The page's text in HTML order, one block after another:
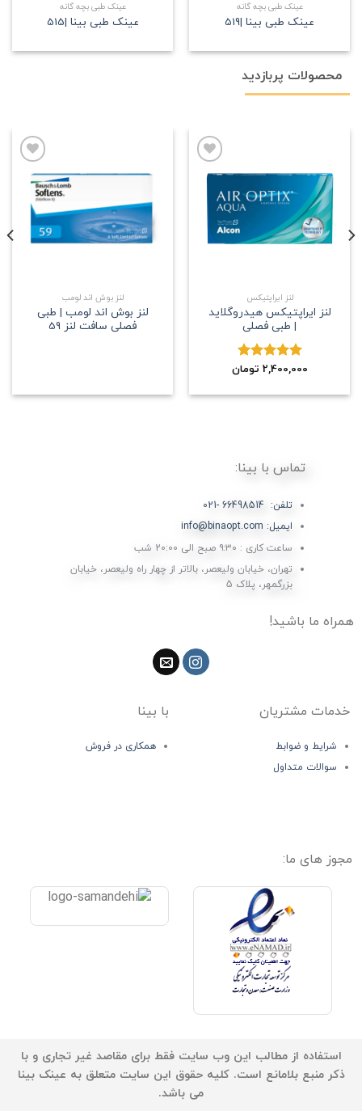
عینک طبی بچه گانه
عینک طبی بینا |519
عینک طبی بچه گانه
عینک طبی بینا |515
محصولات پربازدید
مندی
لنز ایراپتیکس
لنز ایراپتیکس هیدروگلاید
| طبی فصلی
نمره5.002,400,000 تومان
علاقه
مندی
لنز بوش اند لومب
لنز بوش اند لومب | طبی
فصلی سافت لنز 59
تماس با بینا:
تلفن: 66498514 -021
ایمیل: info@binaopt.com
ساعت کاری : ۹:۳۰ صبح الی 20:00 شب
تهران، خیابان ولیعصر، بالاتر از چهار راه ولیعصر، خیابان
بزرگمهر، پلاک 5
همراه ما باشید!
خدمات مشتریان
شرایط و ضوابط
سوالات متداول
با بینا
همکاری در فروش
مجوز های ما:
استفاده از مطالب این وب سایت فقط برای مقاصد غیر تجاری و با
ذکر منبع بلامانع است. کلیه حقوق این سایت متعلق به عینک بینا
می باشد.